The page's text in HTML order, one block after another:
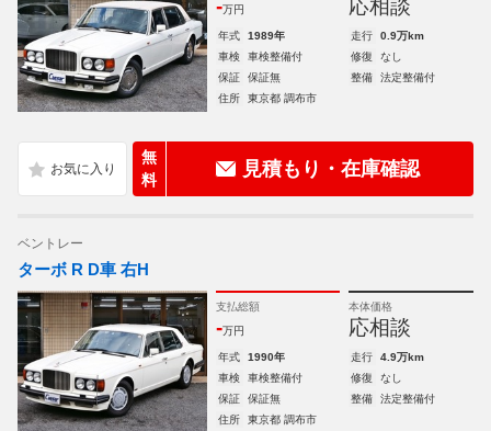
-万円 応相談
年式 1989年 走行
0.9万km
車検
車検整備付 修復
なし
保証
保証無 整備
法定整備付
住所
東京都 調布市
無
料
見積もり・在庫確認
ベントレー
ターボ R D車 右H
支払総額
-万円
本体価格
応相談
年式 1990年 走行
4.9万km
車検
車検整備付 修復
なし
保証
保証無 整備
法定整備付
住所
東京都 調布市